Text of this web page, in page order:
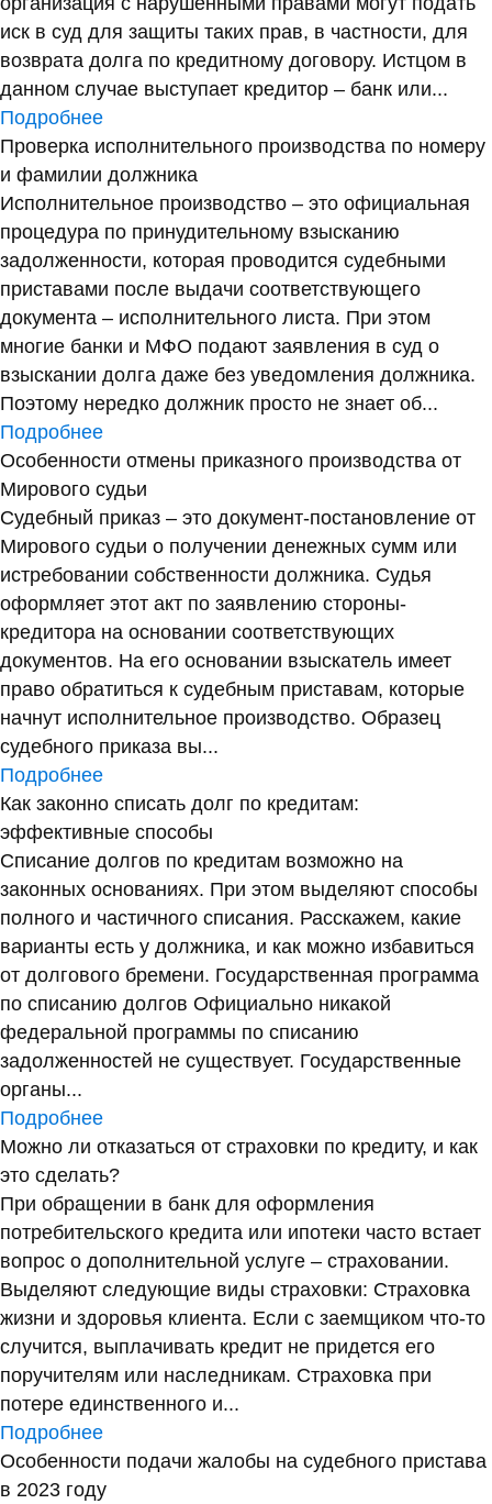
иск в суд для защиты таких прав, в частности, для
возврата долга по кредитному договору. Истцом в
данном случае выступает кредитор – банк или...
Подробнее
Проверка исполнительного производства по номеру
и фамилии должника
Исполнительное производство – это официальная
процедура по принудительному взысканию
задолженности, которая проводится судебными
приставами после выдачи соответствующего
документа – исполнительного листа. При этом
многие банки и МФО подают заявления в суд о
взыскании долга даже без уведомления должника.
Поэтому нередко должник просто не знает об...
Подробнее
Особенности отмены приказного производства от
Мирового судьи
Судебный приказ – это документ-постановление от
Мирового судьи о получении денежных сумм или
истребовании собственности должника. Судья
оформляет этот акт по заявлению стороны-
кредитора на основании соответствующих
документов. На его основании взыскатель имеет
право обратиться к судебным приставам, которые
начнут исполнительное производство. Образец
судебного приказа вы...
Подробнее
Как законно списать долг по кредитам:
эффективные способы
Списание долгов по кредитам возможно на
законных основаниях. При этом выделяют способы
полного и частичного списания. Расскажем, какие
варианты есть у должника, и как можно избавиться
от долгового бремени. Государственная программа
по списанию долгов Официально никакой
федеральной программы по списанию
задолженностей не существует. Государственные
органы...
Подробнее
Можно ли отказаться от страховки по кредиту, и как
это сделать?
При обращении в банк для оформления
потребительского кредита или ипотеки часто встает
вопрос о дополнительной услуге – страховании.
Выделяют следующие виды страховки: Страховка
жизни и здоровья клиента. Если с заемщиком что-то
случится, выплачивать кредит не придется его
поручителям или наследникам. Страховка при
потере единственного и...
Подробнее
Особенности подачи жалобы на судебного пристава
в 2023 году